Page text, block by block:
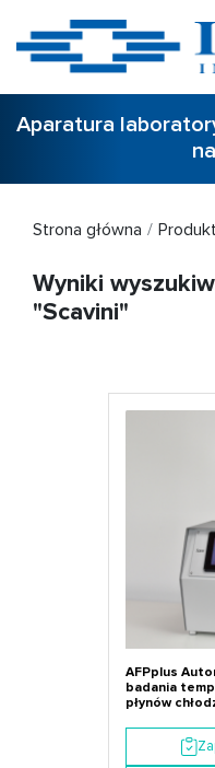
Aparatura
Strona główna
Wyniki
"Scavini"
AFPplus
badania
płynów